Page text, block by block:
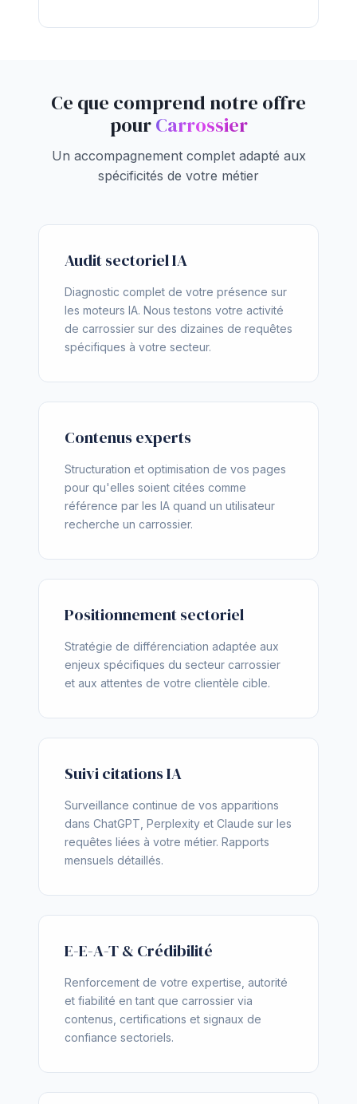
Ce que comprend notre offre
pourCarrossier
Un accompagnement complet adapté aux
spécificités de votre métier
Audit sectoriel IA
Diagnostic complet de votre présence sur
les moteurs IA. Nous testons votre activité
de carrossier sur des dizaines de requêtes
spécifiques à votre secteur.
Contenus experts
Structuration et optimisation de vos pages
pour qu'elles soient citées comme
référence par les IA quand un utilisateur
recherche un carrossier.
Positionnement sectoriel
Stratégie de différenciation adaptée aux
enjeux spécifiques du secteur carrossier
et aux attentes de votre clientèle cible.
Suivi citations IA
Surveillance continue de vos apparitions
dans ChatGPT, Perplexity et Claude sur les
requêtes liées à votre métier. Rapports
mensuels détaillés.
E-E-A-T & Crédibilité
Renforcement de votre expertise, autorité
et fiabilité en tant que carrossier via
contenus, certifications et signaux de
confiance sectoriels.